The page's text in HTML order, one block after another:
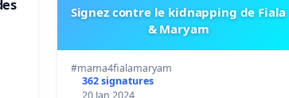
Signez contre le kidnapping de Fiala
& Maryam
#mama4fialamaryam
362 signatures
20 Jan 2024